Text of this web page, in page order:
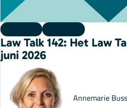
Law Talk 142: Het Law
juni 2026
Annemarie